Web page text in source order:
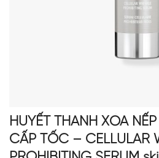
HUYẾT THANH XÓA
CẤP TỐC – CELLULAR